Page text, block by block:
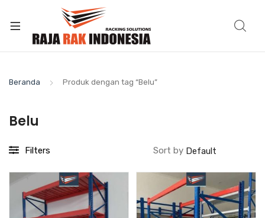
Beranda Produk dengan tag “Belu”
Belu
Filters Sort by